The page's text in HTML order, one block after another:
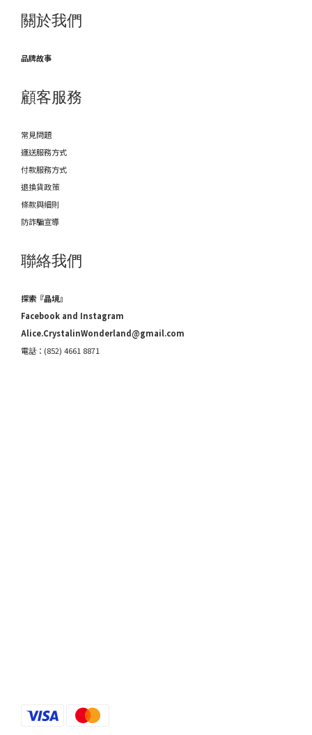
關於我們
品牌故事
顧客服務
常見問題
運送服務方式
付款服務方式
退換貨政策
條款與細則
防詐騙宣導
聯絡我們
探索『晶境』
Facebook and Instagram
Alice.CrystalinWonderland@gmail.com
電話：(852) 4661 8871